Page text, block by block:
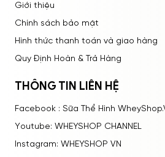
Giới thiệu
Chính sách bảo mật
Hình thức thanh toán và giao hàng
Quy Định Hoàn & Trả Hàng
THÔNG TIN LIÊN HỆ
Facebook : Sữa Thể Hình
Youtube: WHEYSHOP CHANNEL
Instagram: WHEYSHOP VN